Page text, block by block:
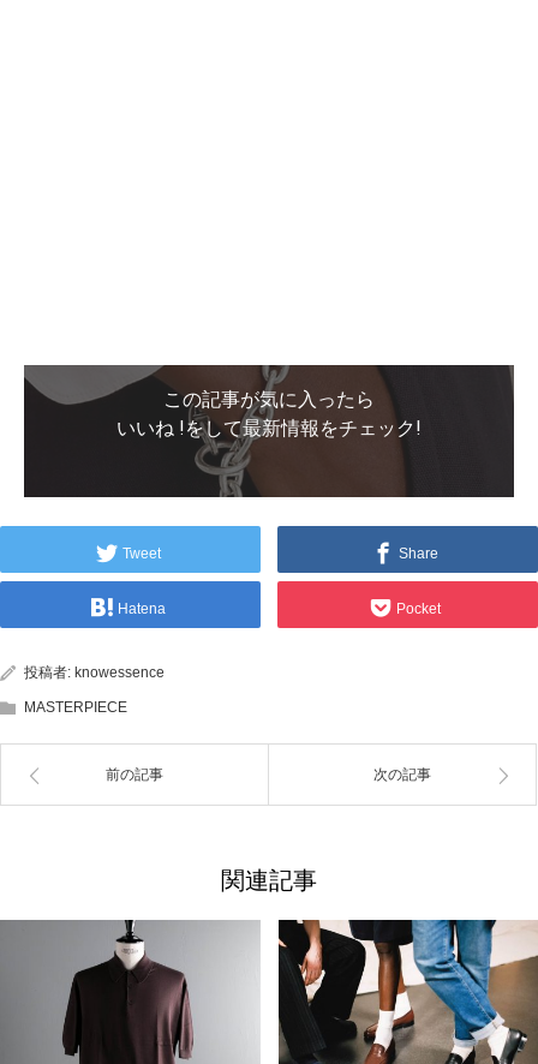
この記事が気に入ったら
いいね !をして最新情報をチェック!
Tweet Share
Hatena Pocket
投稿者: knowessence
MASTERPIECE
前の記事 次の記事
関連記事